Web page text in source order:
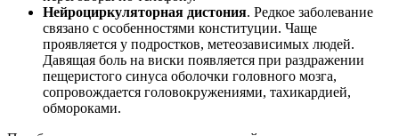
Нейроциркуляторная дистония. Редкое заболевание
связано с особенностями конституции. Чаще
проявляется у подростков, метеозависимых людей.
Давящая боль на виски появляется при раздражении
пещеристого синуса оболочки головного мозга,
сопровождается головокружениями, тахикардией,
обмороками.